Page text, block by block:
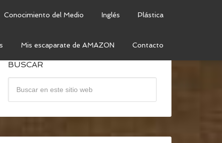
Conocimiento del Medio Inglés Plástica
Mis escaparate de AMAZON Contacto
BUSCAR